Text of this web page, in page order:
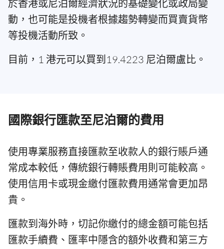
於香港或尼泊爾經濟狀況的基礎變化或政局變
動，也可能是投機者根據趨勢轉變而買賣貨幣
等投機活動所致。
目前，1 港元可以買到19.4223 尼泊爾盧比。
國際銀行匯款至尼泊爾的費用
使用專業服務直接匯款至收款人的銀行賬戶通
常成本較低，傳統銀行轉賬費用則可能較高。
使用信用卡或現金繳付匯款費用通常會更加昂
貴。
匯款到海外時，切記你繳付的總金額可能包括
匯款手續費、匯率中隱含的額外收費和第三方